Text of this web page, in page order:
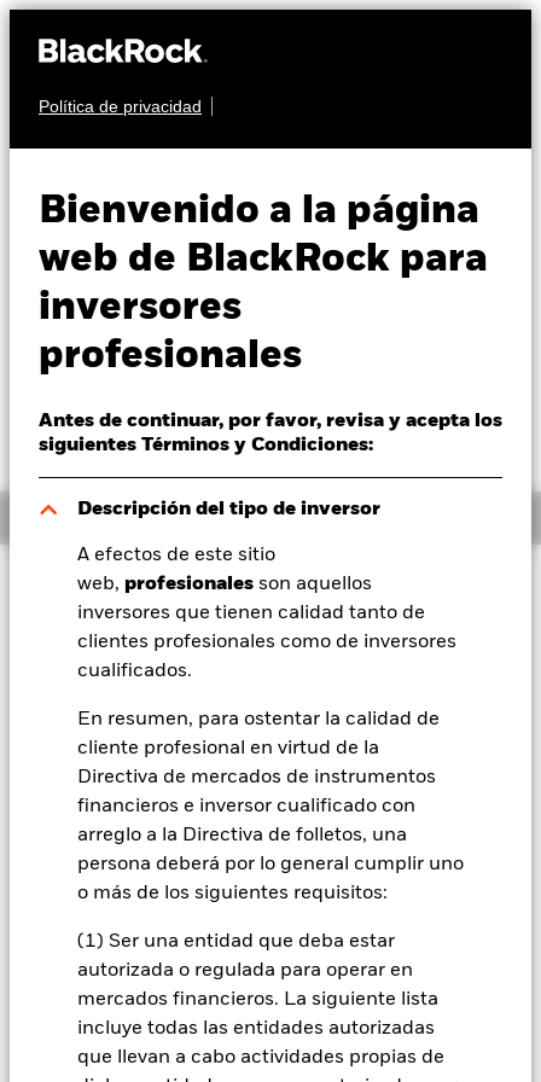
Política de privacidad
Bienvenido a la página
web de BlackRock para
inversores
profesionales
Antes de continuar, por favor, revisa y acepta los
siguientes Términos y Condiciones:
Descripción del tipo de inversor
A efectos de este sitio
web, profesionales son aquellos
inversores que tienen calidad tanto de
clientes profesionales como de inversores
cualificados.
En resumen, para ostentar la calidad de
cliente profesional en virtud de la
Directiva de mercados de instrumentos
financieros e inversor cualificado con
arreglo a la Directiva de folletos, una
persona deberá por lo general cumplir uno
o más de los siguientes requisitos:
(1) Ser una entidad que deba estar
autorizada o regulada para operar en
mercados financieros. La siguiente lista
incluye todas las entidades autorizadas
que llevan a cabo actividades propias de
Perspectivas
Visión de mercado
Educación
Profesionales
España
Change location
BlackRock
iShares
Nuestra compañía
Alternatives Growth
Fund
Información general
de las inversiones y los ingresos derivados de ellas pueden
subir o bajar, y no están garantizados. Es posible que los
inversores no recuperen la cantidad invertida originalmente.
La información relativa al Fondo, incluido el Folleto, se le
facilita solo a título informativo y no constituye
comercialización alguna. El suministro del Folleto no supone
una oferta o una solicitud de inversión respecto del Fondo.
BlackRock no ha sopesado la idoneidad de invertir en el
Fondo en relación con sus necesidades personales ni su
tolerancia al riesgo y, por tanto, no es posible invertir
directamente con BlackRock. Los inversores potenciales
deberían obtener asesoramiento independiente antes de
tomar una decisión relacionada con la inversión en este
Capital en riesgo. Todas las
inversiones conllevan riesgos. El valor de las inversiones y los
ingresos derivados de ellas variarán y podría recuperar menos
de lo invertido inicialmente o perder todo el capital invertido.
BlackRock no ha sopesado la idoneidad de esta inversión en
relación con sus necesidades personales ni su tolerancia al